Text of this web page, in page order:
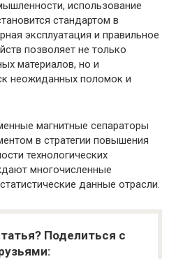
использование
стандартом в
эксплуатация и правильное
позволяет не только
материалов, но и
неожиданных поломок и
магнитные сепараторы
в стратегии повышения
технологических
многочисленные
данные отрасли.
Поделиться с